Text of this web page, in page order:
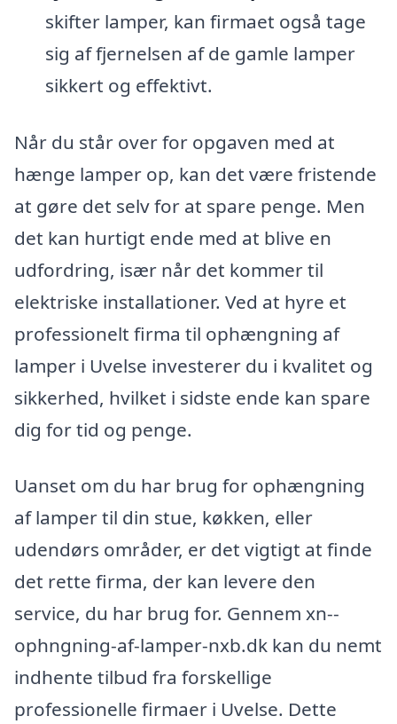
skifter lamper, kan firmaet også tage
sig af fjernelsen af de gamle lamper
sikkert og effektivt.
Når du står over for opgaven med at
hænge lamper op, kan det være fristende
at gøre det selv for at spare penge. Men
det kan hurtigt ende med at blive en
udfordring, især når det kommer til
elektriske installationer. Ved at hyre et
professionelt firma til ophængning af
lamper i Uvelse investerer du i kvalitet og
sikkerhed, hvilket i sidste ende kan spare
dig for tid og penge.
Uanset om du har brug for ophængning
af lamper til din stue, køkken, eller
udendørs områder, er det vigtigt at finde
det rette firma, der kan levere den
service, du har brug for. Gennem xn--
ophngning-af-lamper-nxb.dk kan du nemt
indhente tilbud fra forskellige
professionelle firmaer i Uvelse. Dette